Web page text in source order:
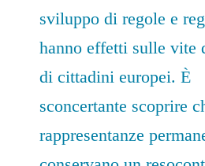
sviluppo di regole e
hanno effetti sulle vite
di cittadini europei. È
sconcertante scoprire
rappresentanze